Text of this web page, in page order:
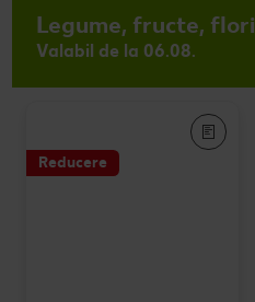
Legume, fructe, flori
Valabil de la 06.08.
Reducere